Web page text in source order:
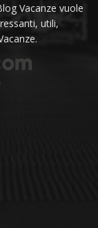
Vacanze vuole
utili,